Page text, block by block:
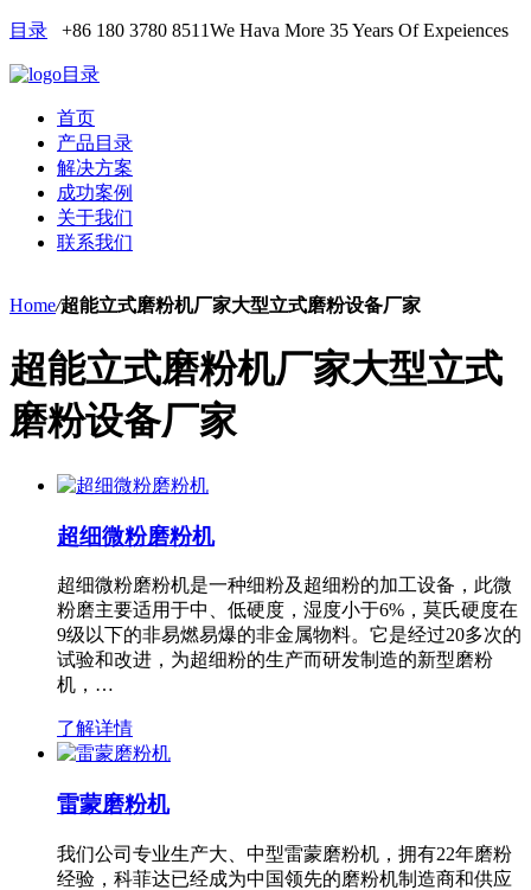
目录 +86 180 3780 8511We Hava More 35 Years Of Expeiences
目录
首页
产品目录
解决方案
成功案例
关于我们
联系我们
Home/超能立式磨粉机厂家大型立式磨粉设备厂家
超能立式磨粉机厂家大型立式
磨粉设备厂家
超细微粉磨粉机
超细微粉磨粉机是一种细粉及超细粉的加工设备，此微
粉磨主要适用于中、低硬度，湿度小于6%，莫氏硬度在
9级以下的非易燃易爆的非金属物料。它是经过20多次的
试验和改进，为超细粉的生产而研发制造的新型磨粉
机，…
了解详情
雷蒙磨粉机
我们公司专业生产大、中型雷蒙磨粉机，拥有22年磨粉
经验，科菲达已经成为中国领先的磨粉机制造商和供应